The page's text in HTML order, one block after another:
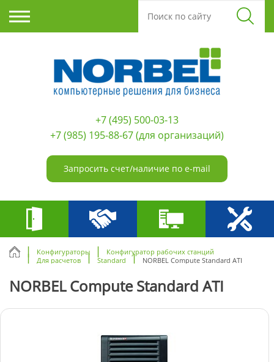
+7 (495) 500-03-13
+7 (985) 195-88-67(для организаций)
Запросить счет/наличие по e-mail
Конфигураторы
Конфигуратор рабочих станций
Для расчетов
Standard NORBEL Compute Standard ATI
NORBEL Compute Standard ATI